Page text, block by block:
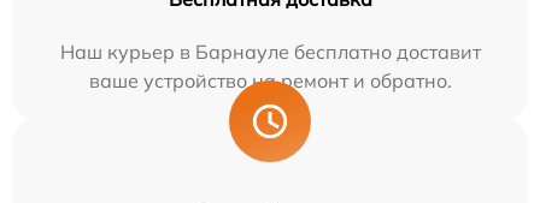
Наш курьер в Барнауле бесплатно доставит
ваше устройство на ремонт и обратно.